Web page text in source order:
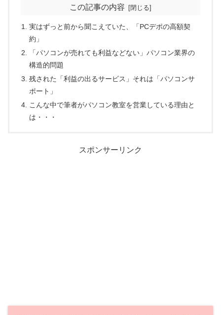
この記事の内容
実はずっと前から聞こえていた、「PCデポの高額契
約」
「パソコンが売れても利益などない」パソコン業界の
構造的問題
残された「利益の出るサービス」それは「パソコンサ
ポート」
こんな中で筆者がパソコン教室を営業している理由と
は・・・
スポンサーリンク